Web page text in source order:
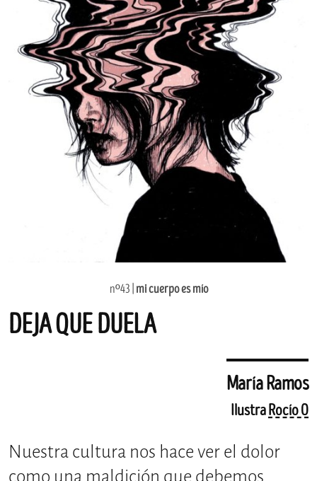
nº43 | mi cuerpo es mío
DEJA QUE DUELA
María Ramos
IlustraRocío O
Nuestra cultura nos hace ver el dolor